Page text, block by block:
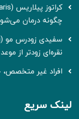
چگونه درمان
نقره‌ای زودتر از
افراد غیر متخصص،
لینک سریع